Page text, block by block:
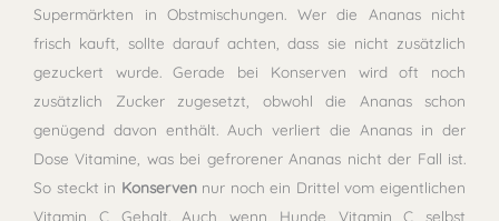
Supermärkten in Obstmischungen. Wer die Ananas nicht
frisch kauft, sollte darauf achten, dass sie nicht zusätzlich
gezuckert wurde. Gerade bei Konserven wird oft noch
zusätzlich Zucker zugesetzt, obwohl die Ananas schon
genügend davon enthält. Auch verliert die Ananas in der
Dose Vitamine, was bei gefrorener Ananas nicht der Fall ist.
So steckt in Konservennur noch ein Drittel vom eigentlichen
Vitamin C Gehalt. Auch wenn Hunde Vitamin C selbst